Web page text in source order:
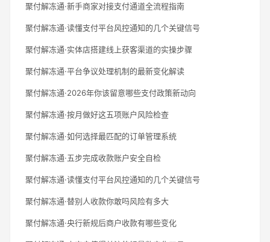
聚付解冻通·新手商家对接支付通道全流程指南
聚付解冻通·读懂支付平台风控通知的几个关键信号
聚付解冻通·实体店搭建线上获客渠道的实操步骤
聚付解冻通·平台争议处理机制的最新变化解读
聚付解冻通·2026年你该留意哪些支付政策新动向
聚付解冻通·按月做好这五项账户风险检查
聚付解冻通·如何选择最匹配的订单管理系统
聚付解冻通·五步完成收款账户安全自检
聚付解冻通·读懂支付平台风控通知的几个关键信号
聚付解冻通·替别人收款你敢吗风险有多大
聚付解冻通·央行新规后商户收款有哪些变化